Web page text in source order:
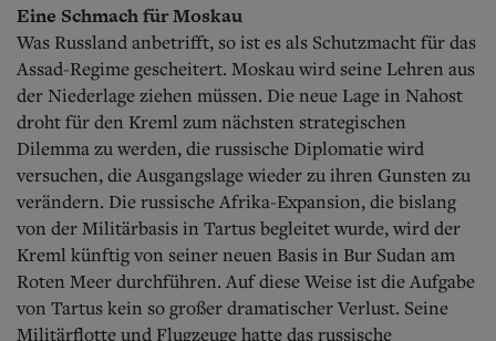
Eine Schmach für Moskau
Was Russland anbetrifft, so ist es als Schutzmacht für das
Assad-Regime gescheitert. Moskau wird seine Lehren aus
der Niederlage ziehen müssen. Die neue Lage in Nahost
droht für den Kreml zum nächsten strategischen
Dilemma zu werden, die russische Diplomatie wird
versuchen, die Ausgangslage wieder zu ihren Gunsten zu
verändern. Die russische Afrika-Expansion, die bislang
von der Militärbasis in Tartus begleitet wurde, wird der
Kreml künftig von seiner neuen Basis in Bur Sudan am
Roten Meer durchführen. Auf diese Weise ist die Aufgabe
von Tartus kein so großer dramatischer Verlust. Seine
Militärflotte und Flugzeuge hatte das russische